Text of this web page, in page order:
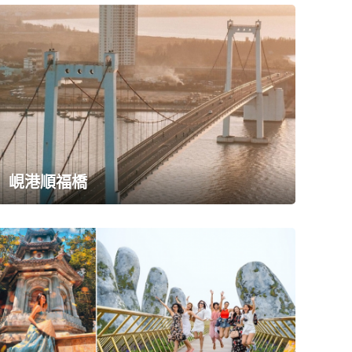
峴港順福橋